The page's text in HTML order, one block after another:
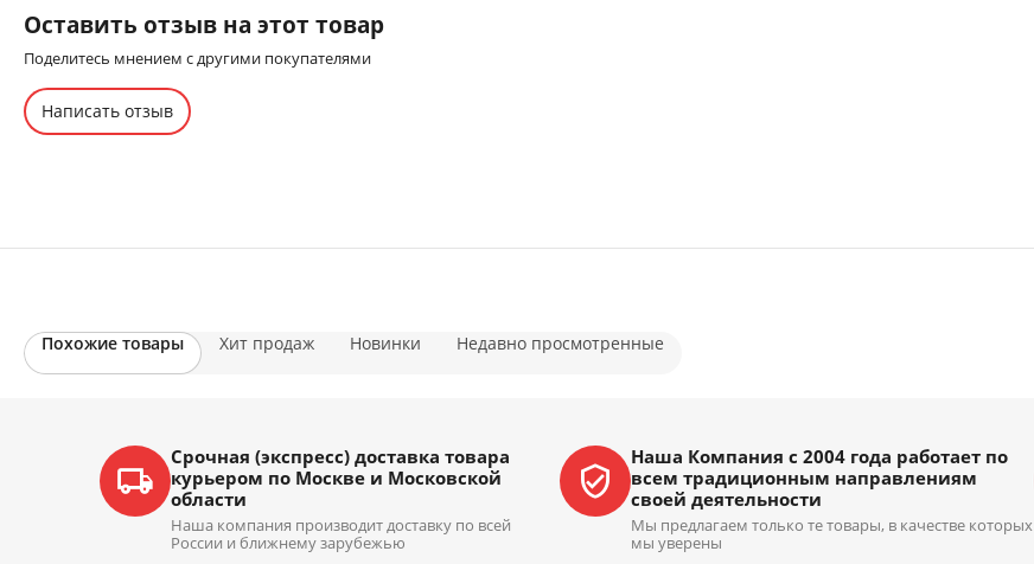
Оставить отзыв на этот товар
Поделитесь мнением с другими покупателями
Написать отзыв
Похожие товары Хит продаж Новинки Недавно просмотренные
Срочная (экспресс) доставка товара
курьером по Москве и Московской
области
Наша компания производит доставку по всей
России и ближнему зарубежью
Наша Компания с 2004 года работает по
всем традиционным направлениям
своей деятельности
Мы предлагаем только те товары, в качестве которых
мы уверены